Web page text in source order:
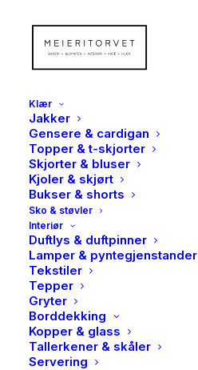
Klær
Jakker
Gensere & cardigan
Topper & t-skjorter
Skjorter & bluser
Kjoler & skjørt
Bukser & shorts
Sko & støvler
Interiør
Duftlys & duftpinner
Lamper & pyntegjenstander
Tekstiler
Tepper
Gryter
Borddekking
Kopper & glass
Tallerkener & skåler
Servering